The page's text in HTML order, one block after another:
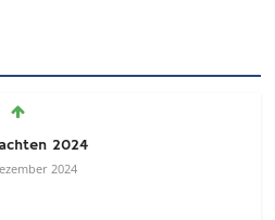
2024
2024